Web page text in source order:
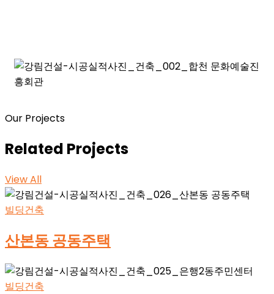
Our Projects
Related Projects
View All
빌딩건축
산본동 공동주택
빌딩건축